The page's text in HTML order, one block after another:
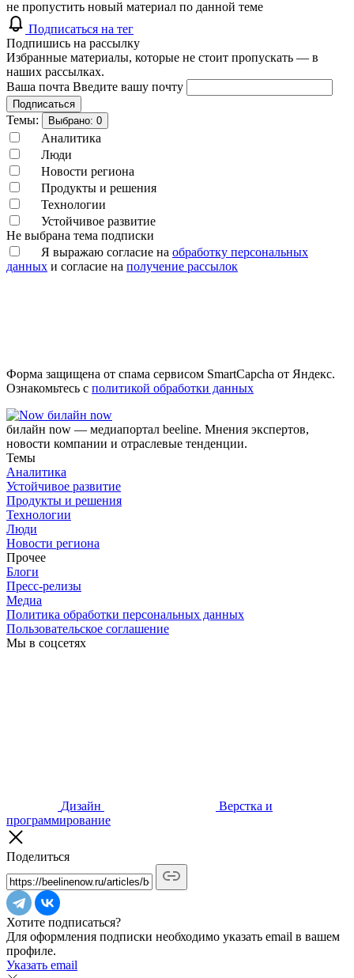
не пропустить новый материал по данной теме
Подписаться на тег
Подпишись на рассылку
Избранные материалы, которые не стоит пропускать — в
наших рассылках.
Ваша почта Введите вашу почту
Подписаться
Темы: Выбрано: 0
Аналитика
Люди
Новости региона
Продукты и решения
Технологии
Устойчивое развитие
Не выбрана тема подписки
Я выражаю согласие на обработку персональных
данных и согласие на получение рассылок
Форма защищена от спама сервисом SmartCapcha от Яндекс.
Ознакомьтесь с политикой обработки данных
билайн now
билайн now — медиапортал beeline. Мнения экспертов,
новости компании и отраслевые тенденции.
Темы
Аналитика
Устойчивое развитие
Продукты и решения
Технологии
Люди
Новости региона
Прочее
Блоги
Пресс-релизы
Медиа
Политика обработки персональных данных
Пользовательское соглашение
Мы в соцсетях
Дизайн
Верстка и
программирование
Поделиться
Хотите подписаться?
Для оформления подписки необходимо указать email в вашем
профиле.
Указать email